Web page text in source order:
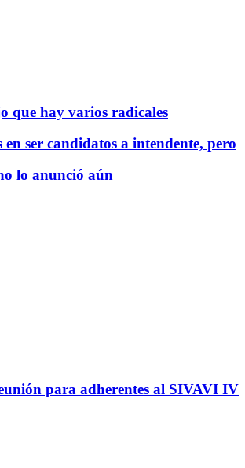
que hay varios radicales
en ser candidatos a intendente, pero
lo anunció aún
para adherentes al SIVAVI IV